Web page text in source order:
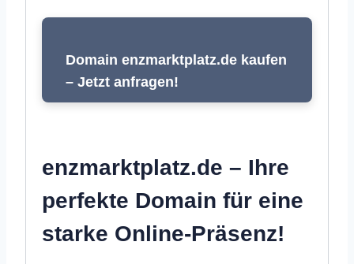
Domain enzmarktplatz.de kaufen
– Jetzt anfragen!
enzmarktplatz.de – Ihre
perfekte Domain für eine
starke Online-Präsenz!